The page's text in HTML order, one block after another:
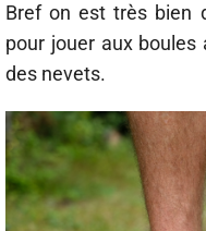
Bref on est très bien
pour jouer aux
des nevets.